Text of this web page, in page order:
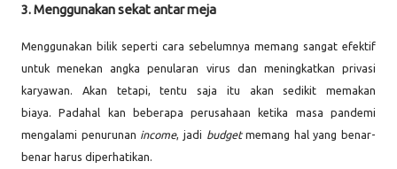
3. Menggunakan sekat antar meja
Menggunakan bilik seperti cara sebelumnya memang sangat efektif
untuk menekan angka penularan virus dan meningkatkan privasi
karyawan. Akan tetapi, tentu saja itu akan sedikit memakan
biaya.Padahal kan beberapa perusahaan ketika masa pandemi
mengalami penurunan income, jadi budgetmemang hal yang benar-
benar harus diperhatikan.